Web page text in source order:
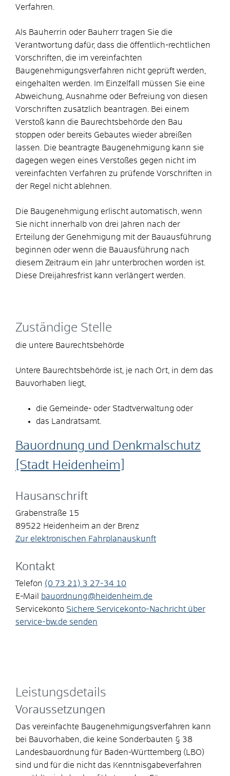
Verfahren.
Als Bauherrin oder Bauherr tragen Sie die
Verantwortung dafür, dass die öffentlich-rechtlichen
Vorschriften, die im vereinfachten
Baugenehmigungsverfahren nicht geprüft werden,
eingehalten werden. Im Einzelfall müssen Sie eine
Abweichung, Ausnahme oder Befreiung von diesen
Vorschriften zusätzlich beantragen. Bei einem
Verstoß kann die Baurechtsbehörde den Bau
stoppen oder bereits Gebautes wieder abreißen
lassen. Die beantragte Baugenehmigung kann sie
dagegen wegen eines Verstoßes gegen nicht im
vereinfachten Verfahren zu prüfende Vorschriften in
der Regel nicht ablehnen.
Die Baugenehmigung erlischt automatisch , wenn
Sie nicht innerhalb von drei Jahren nach der
Erteilung der Genehmigung mit der Bauausführung
beginnen oder wenn die Bauausführung nach
diesem Zeitraum ein Jahr unterbrochen worden ist.
Diese Dreijahresfrist kann verlängert werden.
Zuständige Stelle
die untere Baurechtsbehörde
Untere Baurechtsbehörde ist, je nach Ort, in dem das
Bauvorhaben liegt,
die Gemeinde- oder Stadtverwaltung oder
das Landratsamt.
Bauordnung und Denkmalschutz
[Stadt Heidenheim]
Hausanschrift
Grabenstraße 15
89522 Heidenheim an der Brenz
Zur elektronischen Fahrplanauskunft
Kontakt
Telefon (0 73 21) 3 27-34 10
E-Mail
bauordnung@heidenheim.de
Servicekonto Sichere Servicekonto-Nachricht über
service-bw.de senden
Leistungsdetails
Voraussetzungen
Das vereinfachte Baugenehmigungsverfahren kann
bei Bauvorhaben, die keine Sonderbauten § 38
Landesbauordnung für Baden-Württemberg (LBO)
sind und für die nicht das Kenntnisgabeverfahren